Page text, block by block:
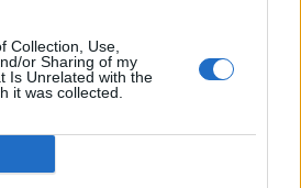
Collection, Use,
or Sharing of my
Is Unrelated with the
it was collected.